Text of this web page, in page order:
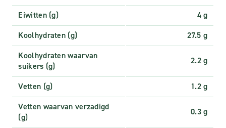
Eiwitten (g)
4 g
Koolhydraten (g)
27.5 g
Koolhydraten waarvan
suikers (g)
2.2 g
Vetten (g)
1.2 g
Vetten waarvan verzadigd
(g)
0.3 g